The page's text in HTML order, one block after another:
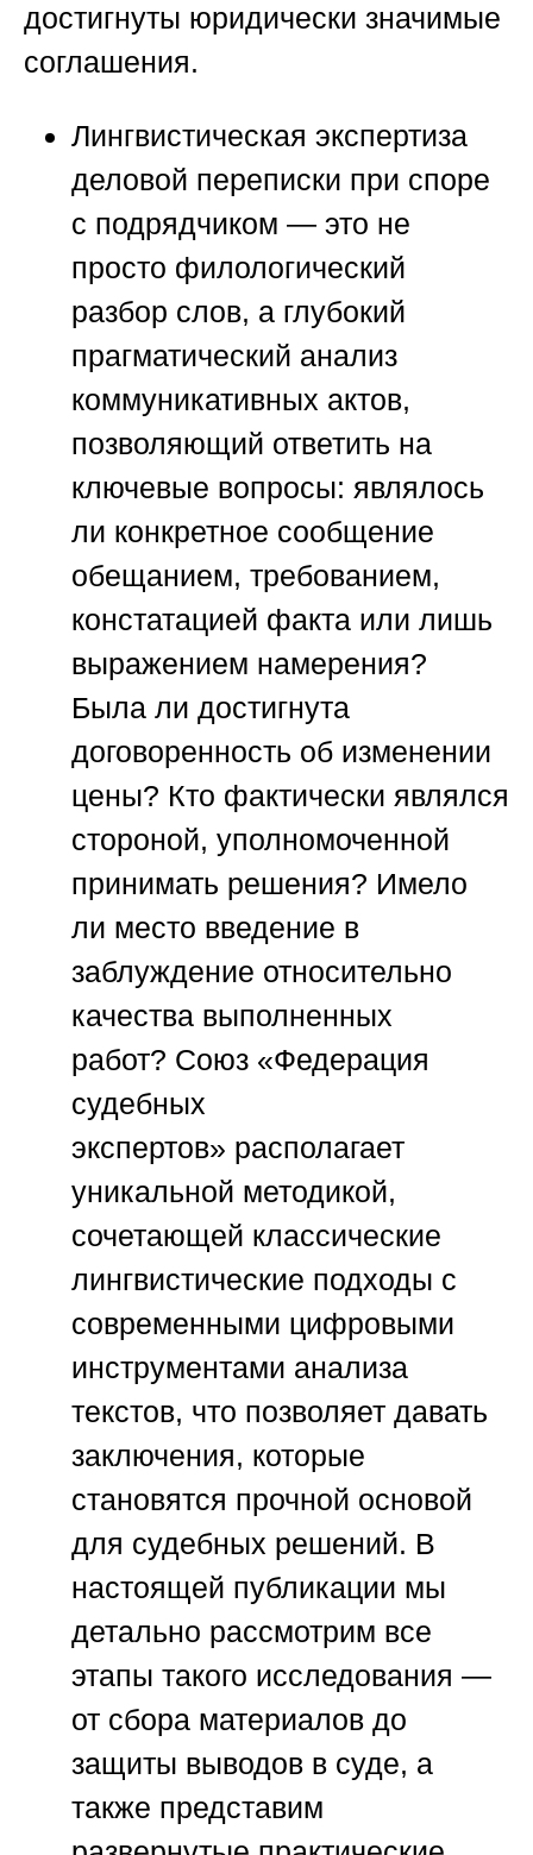
достигнуты юридически значимые
соглашения.
Лингвистическая экспертиза
деловой переписки при споре
с подрядчиком — это не
просто филологический
разбор слов, а глубокий
прагматический анализ
коммуникативных актов,
позволяющий ответить на
ключевые вопросы: являлось
ли конкретное сообщение
обещанием, требованием,
констатацией факта или лишь
выражением намерения?
Была ли достигнута
договоренность об изменении
цены? Кто фактически являлся
стороной, уполномоченной
принимать решения? Имело
ли место введение в
заблуждение относительно
качества выполненных
работ? Союз «Федерация
судебных
экспертов» располагает
уникальной методикой,
сочетающей классические
лингвистические подходы с
современными цифровыми
инструментами анализа
текстов, что позволяет давать
заключения, которые
становятся прочной основой
для судебных решений. В
настоящей публикации мы
детально рассмотрим все
этапы такого исследования —
от сбора материалов до
защиты выводов в суде, а
также представим